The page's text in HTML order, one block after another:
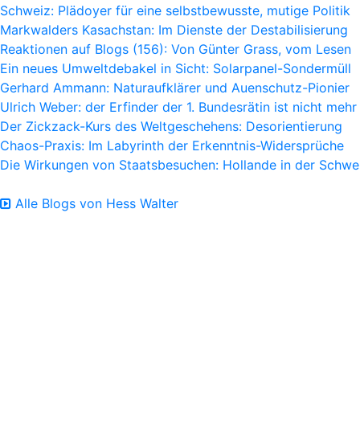
Schweiz: Plädoyer für eine selbstbewusste, mutige Politik
Markwalders Kasachstan: Im Dienste der Destabilisierung
Reaktionen auf Blogs (156): Von Günter Grass, vom Lesen
Ein neues Umweltdebakel in Sicht: Solarpanel-Sondermüll
Gerhard Ammann: Naturaufklärer und Auenschutz-Pionier
Ulrich Weber: der Erfinder der 1. Bundesrätin ist nicht mehr
Der Zickzack-Kurs des Weltgeschehens: Desorientierung
Chaos-Praxis: Im Labyrinth der Erkenntnis-Widersprüche
Die Wirkungen von Staatsbesuchen: Hollande in der
Alle Blogs von Hess Walter